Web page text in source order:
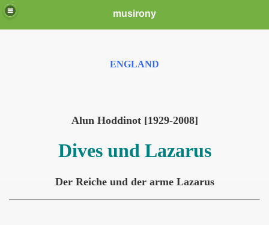
musirony
ENGLAND
Alun Hoddinot [1929-2008]
Dives und Lazarus
Der Reiche und der arme Lazarus